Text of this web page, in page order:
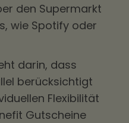
den Supermarkt
wie Spotify oder
darin, dass
berücksichtigt
Flexibilität
Gutscheine